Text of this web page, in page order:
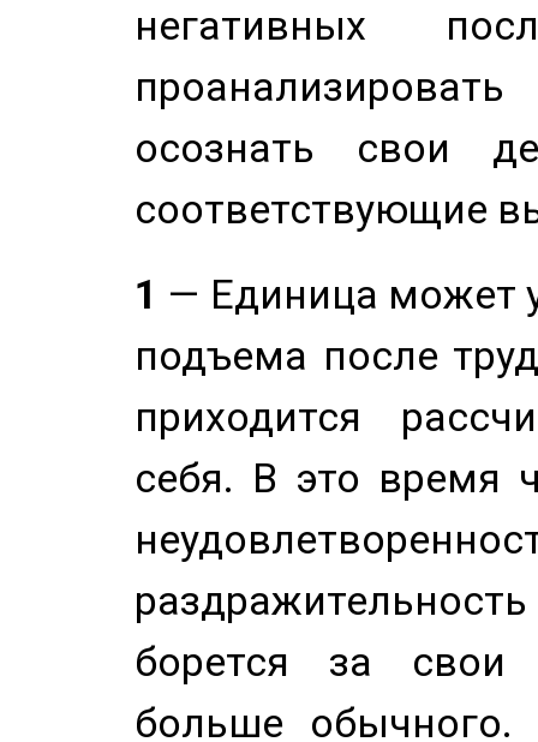
негативных
осознать свои
соответствующие
1 — Единица может
подъема после
приходится
себя. В это время
борется за свои
больше